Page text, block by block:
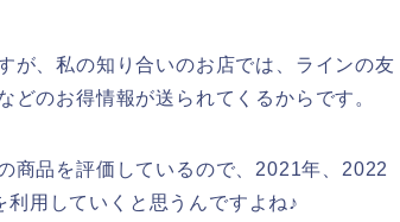
が、私の知り合いのお店では、ラインの友
のお得情報が送られてくるからです。
商品を評価しているので、2021年、2022
用していくと思うんですよね♪